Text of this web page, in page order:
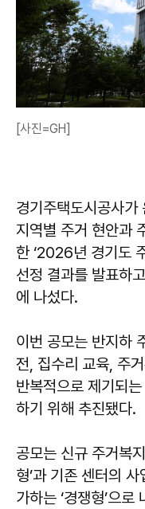
[사진=GH]
경기주택도시공사가
지역별 주거 현안과
한 ‘2026년 경기도
선정 결과를 발표하
에 나섰다.
이번 공모는 반지하
전, 집수리 교육, 주
반복적으로 제기되
하기 위해 추진됐다.
공모는 신규 주거복
형’과 기존 센터의
가하는 ‘경쟁형’으